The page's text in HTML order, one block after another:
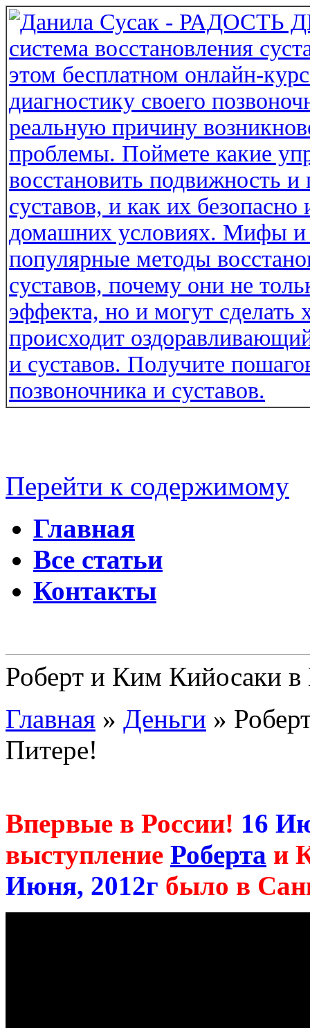
Перейти к содержимому
Главная
Все статьи
Контакты
Роберт и Ким Кийосаки
Главная » Деньги »
Питере!
Впервые в России! 16
выступление Роберта и
Июня, 2012г было в